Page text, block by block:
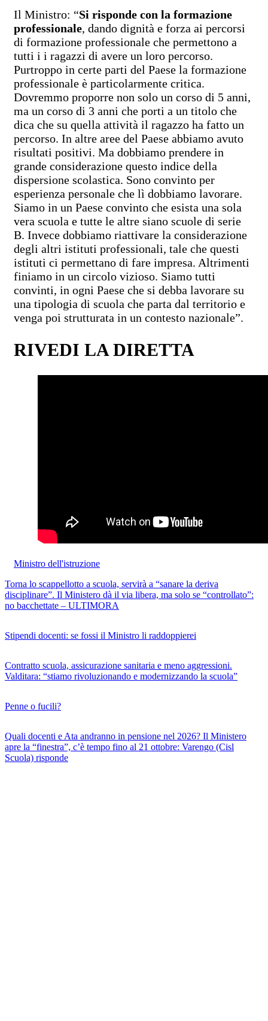
Il Ministro: “Si risponde con la formazione
professionale, dando dignità e forza ai percorsi
di formazione professionale che permettono a
tutti i i ragazzi di avere un loro percorso.
Purtroppo in certe parti del Paese la formazione
professionale è particolarmente critica.
Dovremmo proporre non solo un corso di 5 anni,
ma un corso di 3 anni che porti a un titolo che
dica che su quella attività il ragazzo ha fatto un
percorso. In altre aree del Paese abbiamo avuto
risultati positivi. Ma dobbiamo prendere in
grande considerazione questo indice della
dispersione scolastica. Sono convinto per
esperienza personale che lì dobbiamo lavorare.
Siamo in un Paese convinto che esista una sola
vera scuola e tutte le altre siano scuole di serie
B. Invece dobbiamo riattivare la considerazione
degli altri istituti professionali, tale che questi
istituti ci permettano di fare impresa. Altrimenti
finiamo in un circolo vizioso. Siamo tutti
convinti, in ogni Paese che si debba lavorare su
una tipologia di scuola che parta dal territorio e
venga poi strutturata in un contesto nazionale”.
RIVEDI LA DIRETTA
Ministro dell'istruzione
Torna lo scappellotto a scuola, servirà a “sanare la deriva
disciplinare”. Il Ministero dà il via libera, ma solo se “controllato”:
no bacchettate – ULTIMORA
Stipendi docenti: se fossi il Ministro li raddoppierei
Contratto scuola, assicurazione sanitaria e meno aggressioni.
Valditara: “stiamo rivoluzionando e modernizzando la scuola”
Penne o fucili?
Quali docenti e Ata andranno in pensione nel 2026? Il Ministero
apre la “finestra”, c’è tempo fino al 21 ottobre: Varengo (Cisl
Scuola) risponde